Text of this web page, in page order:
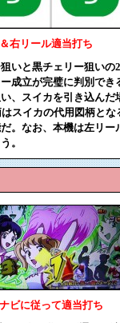
右リール適当打ち
いと黒チェリー狙い
成立が完璧に判別で
、スイカを引き込ん
スイカの代用図柄と
。なお、本機は左リ
。
ビに従って適当打ち